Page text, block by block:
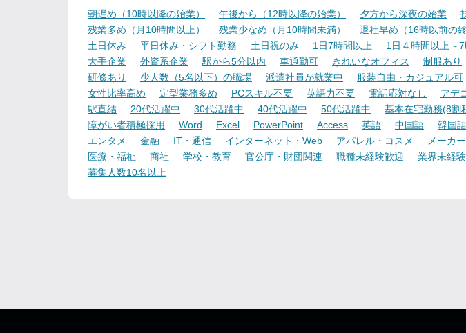
朝遅め（10時以降の始業） 午後から（12時以降の始業） 夕方から深夜の始業
残業多め（月10時間以上）
残業少なめ（月10時間未満） 退社早め（16時以前の終
土日休み
平日休み・シフト勤務 土日祝のみ 1日7時間以上 1日４時間以上～
大手企業
外資系企業 駅から5分以内 車通勤可 きれいなオフィス 制服あり
研修あり
少人数（5名以下）の職場 派遣社員が就業中 服装自由・カジュアル可
女性比率高め
定型業務多め PCスキル不要 英語力不要 電話応対なし
アデ
駅直結
20代活躍中 30代活躍中 40代活躍中 50代活躍中 基本在宅勤務(8割
障がい者積極採用
Word Excel PowerPoint Access 英語 中国語 韓国語
エンタメ
金融 IT・通信 インターネット・Web アパレル・コスメ メーカー
医療・福祉
商社 学校・教育 官公庁・財団関連 職種未経験歓迎 業界未経
募集人数10名以上